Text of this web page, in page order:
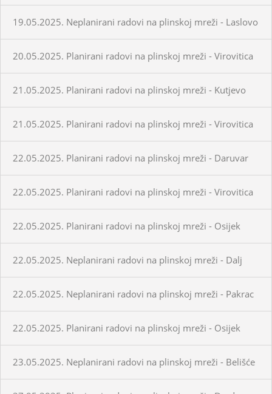
19.05.2025. Neplanirani radovi na plinskoj mreži - Laslovo
20.05.2025. Planirani radovi na plinskoj mreži - Virovitica
21.05.2025. Planirani radovi na plinskoj mreži - Kutjevo
21.05.2025. Planirani radovi na plinskoj mreži - Virovitica
22.05.2025. Planirani radovi na plinskoj mreži - Daruvar
22.05.2025. Planirani radovi na plinskoj mreži - Virovitica
22.05.2025. Planirani radovi na plinskoj mreži - Osijek
22.05.2025. Neplanirani radovi na plinskoj mreži - Dalj
22.05.2025. Neplanirani radovi na plinskoj mreži - Pakrac
22.05.2025. Planirani radovi na plinskoj mreži - Osijek
23.05.2025. Neplanirani radovi na plinskoj mreži - Belišće